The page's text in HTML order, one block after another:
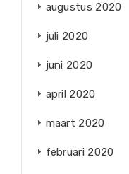
augustus 2020
juli 2020
juni 2020
april 2020
maart 2020
februari 2020